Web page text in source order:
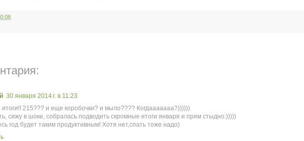
30 января 2014 г. в 11:23
итоги!! 215??? и еще коробочки? и мыло???? Когдааааааа?))))))
сижу в шоке, собралась подводить скромные итоги января и прям стыдно:)))))
год будет таким продуктивным! Хотя нет,спать тоже надо)